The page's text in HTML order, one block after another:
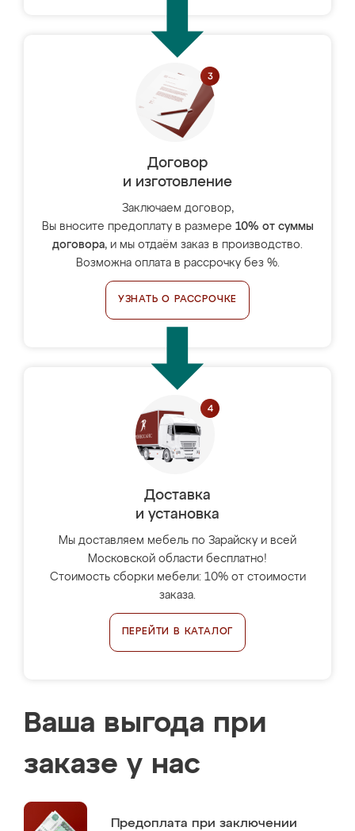
Договор
и изготовление
Заключаем договор,
Вы вносите предоплату в размере 10% от суммы
договора, и мы отдаём заказ в производство.
Возможна оплата в рассрочку без %.
УЗНАТЬ О РАССРОЧКЕ
Доставка
и установка
Мы доставляем мебель по Зарайску и всей
Московской области бесплатно!
Стоимость сборки мебели: 10% от стоимости
заказа.
ПЕРЕЙТИ В КАТАЛОГ
Ваша выгода при
заказе у нас
Предоплата при заключении